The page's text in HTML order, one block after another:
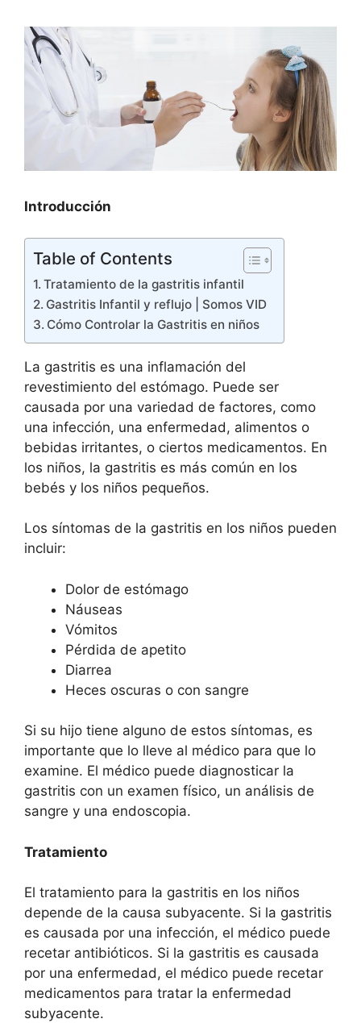
Introducción
Table of Contents
Tratamiento de la gastritis infantil
Gastritis Infantil y reflujo | Somos VID
Cómo Controlar la Gastritis en niños
La gastritis es una inflamación del
revestimiento del estómago. Puede ser
causada por una variedad de factores, como
una infección, una enfermedad, alimentos o
bebidas irritantes, o ciertos medicamentos. En
los niños, la gastritis es más común en los
bebés y los niños pequeños.
Los síntomas de la gastritis en los niños pueden
incluir:
Dolor de estómago
Náuseas
Vómitos
Pérdida de apetito
Diarrea
Heces oscuras o con sangre
Si su hijo tiene alguno de estos síntomas, es
importante que lo lleve al médico para que lo
examine. El médico puede diagnosticar la
gastritis con un examen físico, un análisis de
sangre y una endoscopia.
Tratamiento
El tratamiento para la gastritis en los niños
depende de la causa subyacente. Si la gastritis
es causada por una infección, el médico puede
recetar antibióticos. Si la gastritis es causada
por una enfermedad, el médico puede recetar
medicamentos para tratar la enfermedad
subyacente.